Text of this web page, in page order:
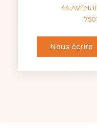
44
Nous écrire